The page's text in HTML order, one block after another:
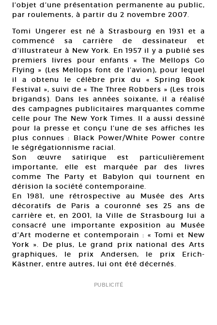
l’objet d’une présentation permanente au public,
par roulements, à partir du 2 novembre 2007.
Tomi Ungerer est né à Strasbourg en 1931 et a
commencé sa carrière de dessinateur et
d’illustrateur à New York. En 1957 il y a publié ses
premiers livres pour enfants « The Mellops Go
Flying » (Les Mellops font de l’avion), pour lequel
il a obtenu le célèbre prix du « Spring Book
Festival », suivi de « The Three Robbers » (Les trois
brigands). Dans les années soixante, il a réalisé
des campagnes publicitaires marquantes comme
celle pour The New York Times. Il a aussi dessiné
pour la presse et conçu l’une de ses affiches les
plus connues : Black Power/White Power contre
le ségrégationnisme racial.
Son œuvre satirique est particulièrement
importante, elle est marquée par des livres
comme The Party et Babylon qui tournent en
dérision la société contemporaine.
En 1981, une rétrospective au Musée des Arts
décoratifs de Paris a couronné ses 25 ans de
carrière et, en 2001, la Ville de Strasbourg lui a
consacré une importante exposition au Musée
d’Art moderne et contemporain : « Tomi et New
York ». De plus, Le grand prix national des Arts
graphiques, le prix Andersen, le prix Erich-
Kästner, entre autres, lui ont été décernés.
PUBLICITÉ